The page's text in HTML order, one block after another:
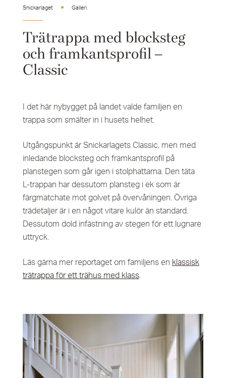
Snickarlaget Galleri
Trätrappa med blocksteg
och framkantsprofil –
Classic
I det här nybygget på landet valde familjen en
trappa som smälter in i husets helhet.
Utgångspunkt är Snickarlagets Classic, men med
inledande blocksteg och framkantsprofil på
planstegen som går igen i stolphattarna. Den täta
L-trappan har dessutom plansteg i ek som är
färgmatchate mot golvet på övervåningen. Övriga
trädetaljer är i en något vitare kulör än standard.
Dessutom dold infästning av stegen för ett lugnare
uttryck.
Läs gärna mer reportaget om familjens en klassisk
trätrappa för ett trähus med klass.